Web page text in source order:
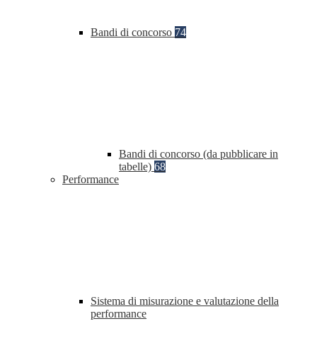
Bandi di concorso 74
Bandi di concorso (da pubblicare in
tabelle) 68
Performance
Sistema di misurazione e valutazione della
performance